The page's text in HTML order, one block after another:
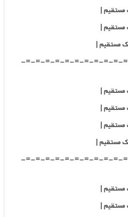
-=-=-=-=-=-=-=-=-=-=-
-=-=-=-=-=-=-=-=-=-=-